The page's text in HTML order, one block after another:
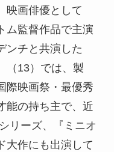
映画俳優として
ム監督作品で主演
ンチと共演した
（13）では、製
際映画祭・最優秀
能の持ち主で、近
リーズ、『ミニオ
大作にも出演して